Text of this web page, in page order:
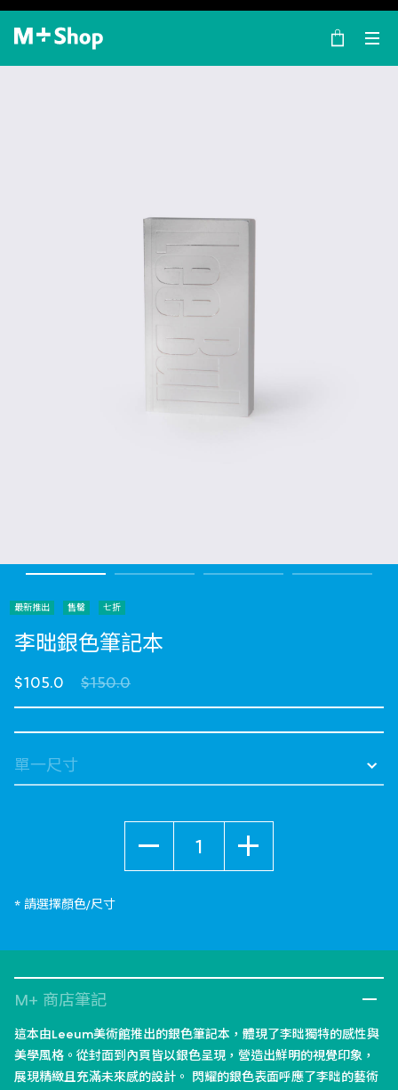
×
M+ Shop
最新推出 售罄 七折
李昢銀色筆記本
$105.0 Price reduced from
$150.0to
* 請選擇顏色/尺寸
M+ 商店筆記
這本由Leeum美術館推出的銀色筆記本，體現了李昢獨特的感性與
美學風格。從封面到內頁皆以銀色呈現，營造出鮮明的視覺印象，
展現精緻且充滿未來感的設計。 閃耀的銀色表面呼應了李昢的藝術